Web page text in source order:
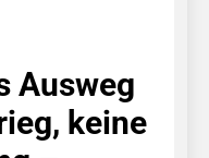
Ausweg
keine